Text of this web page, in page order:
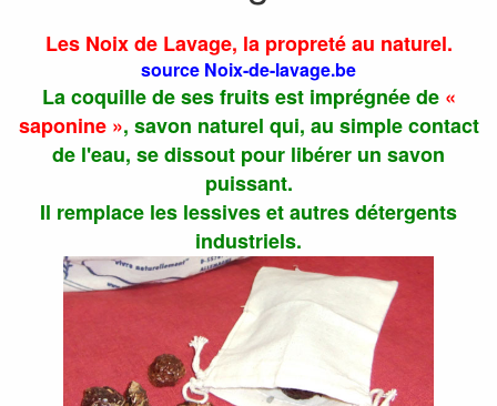
Les Noix de Lavage, la propreté au naturel.
source Noix-de-lavage.be
La coquille de ses fruits est imprégnée de «
saponine », savon naturel qui, au simple contact
de l'eau, se dissout pour libérer un savon
puissant.
Il remplace les lessives et autres détergents
industriels.